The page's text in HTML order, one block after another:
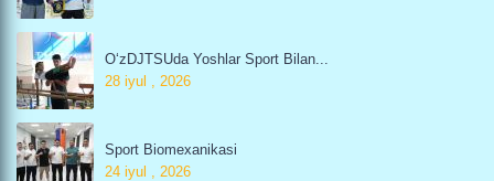
O‘zDJTSUda Yoshlar Sport Bilan...
28 iyul , 2026
Sport Biomexanikasi
24 iyul , 2026